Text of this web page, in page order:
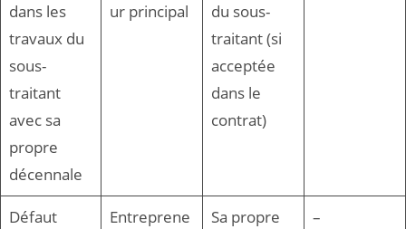
dans les
travaux du
sous-
traitant
avec sa
propre
décennale
ur principal
du sous-
traitant (si
acceptée
dans le
contrat)
Défaut
Entreprene
Sa propre
–